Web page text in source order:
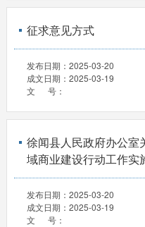
征求意见方式
发布日期： 2025-03-20
成文日期： 2025-03-19
文 号：
徐闻县人民政府办公室
域商业建设行动工作实
发布日期： 2025-03-20
成文日期： 2025-03-19
文 号：